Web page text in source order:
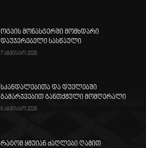
ოტპის მონასტერში მომხდარი
დაუჯერებელი სასწაული
7 აგვისტო 2026
სკანდალებითა და დუელებში
გამარჯვებით განთქმული მომღერალი
6 აგვისტო 2026
რატომ ყმუიან ძაღლები ღამით